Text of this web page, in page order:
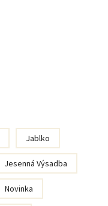
Jablko
Jesenná Výsadba
Novinka